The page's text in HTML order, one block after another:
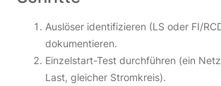
Auslöser identifizieren (LS oder FI/
dokumentieren.
Einzelstart-Test durchführen (ein
Last, gleicher Stromkreis).